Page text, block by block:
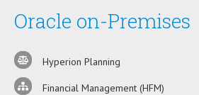
Oracle on-Premises
Hyperion Planning
Financial Management (HFM)